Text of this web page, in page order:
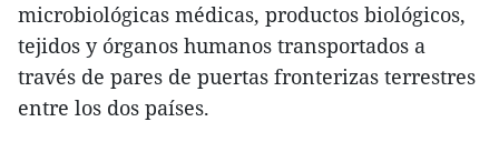
microbiológicas médicas, productos biológicos,
tejidos y órganos humanos transportados a
través de pares de puertas fronterizas terrestres
entre los dos países.